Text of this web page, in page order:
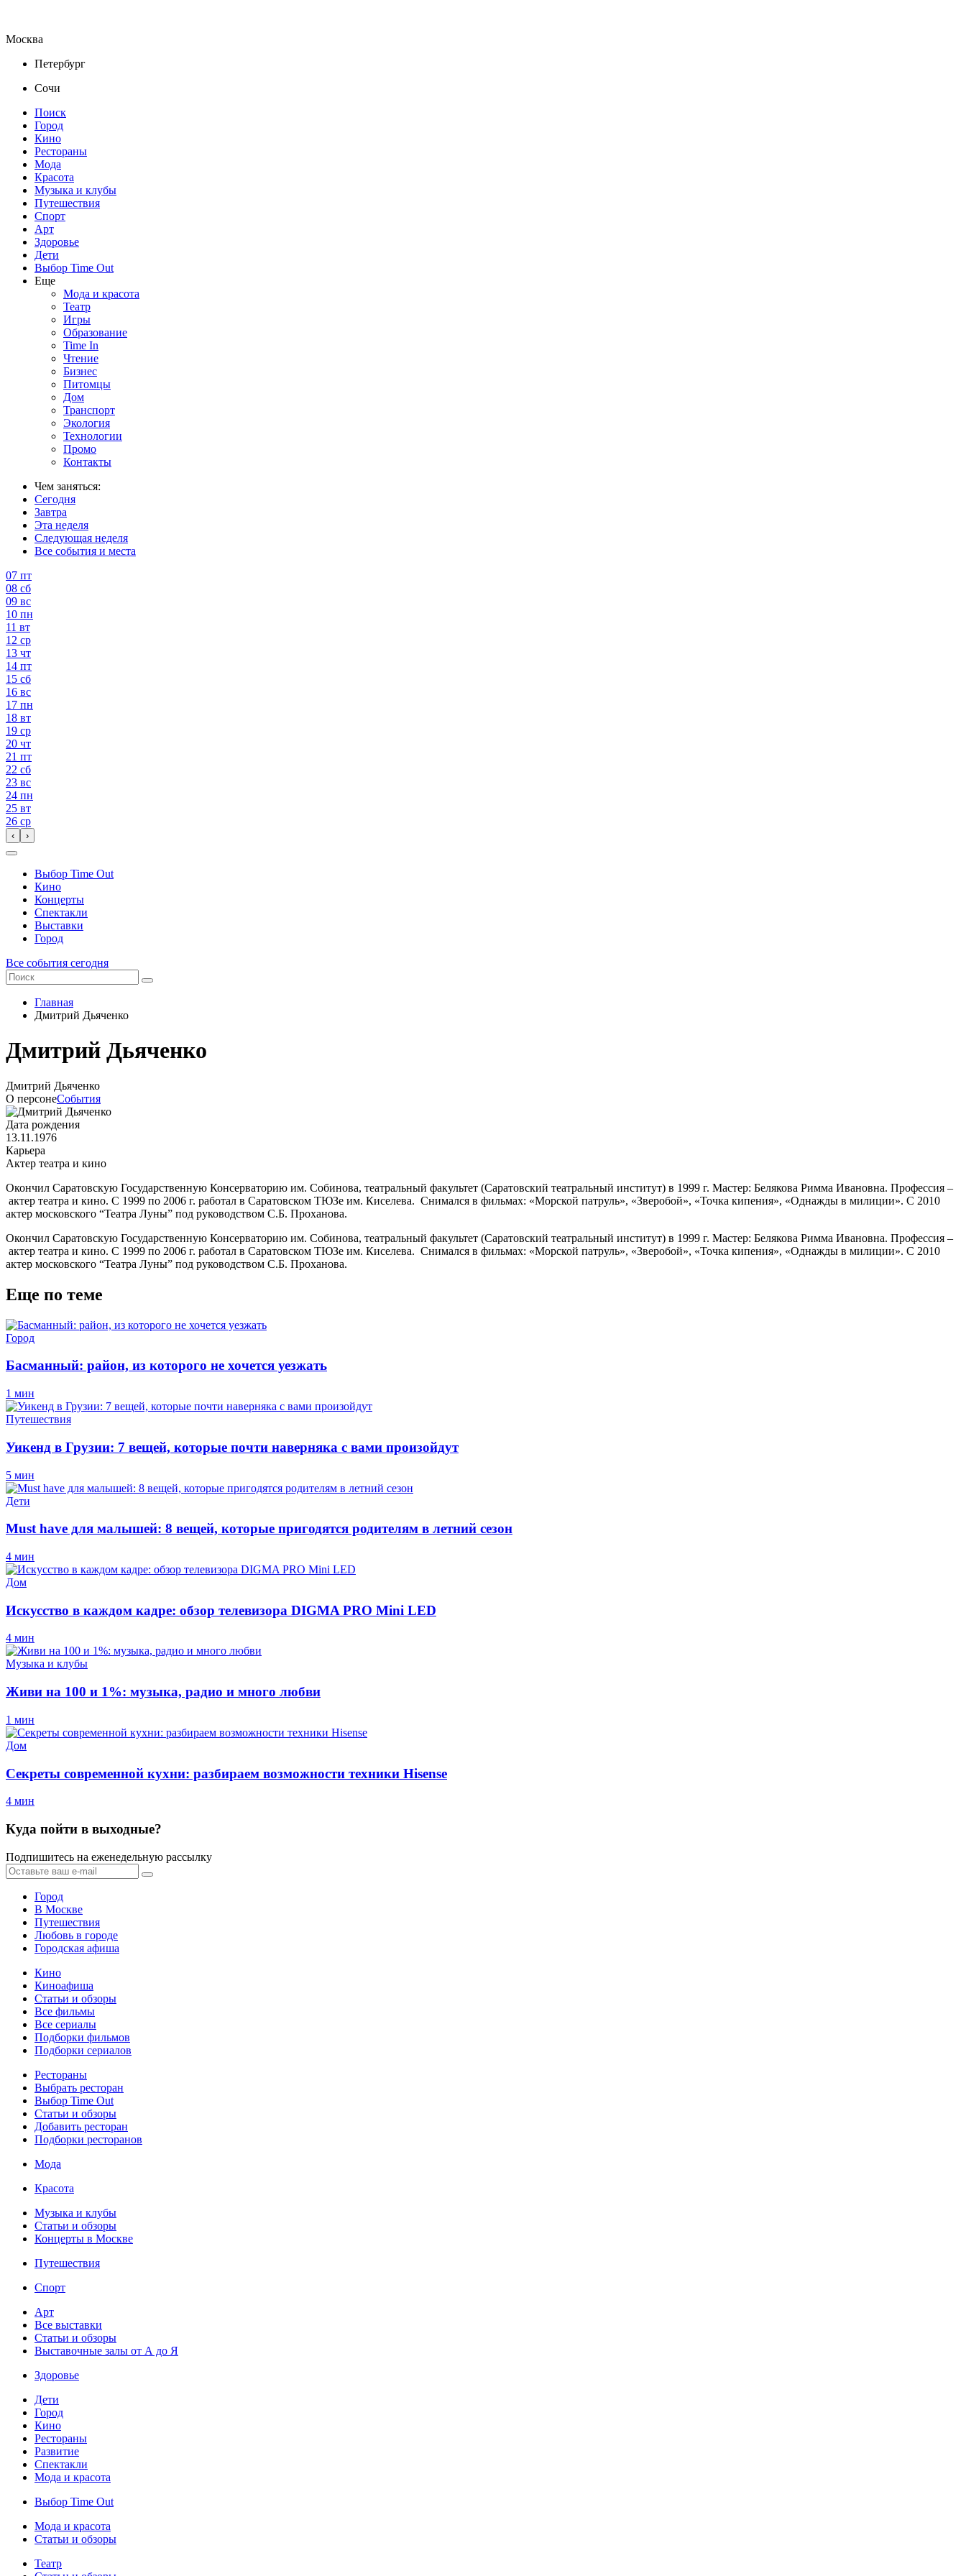
Москва
Петербург
Сочи
Поиск
Город
Кино
Рестораны
Мода
Красота
Музыка и клубы
Путешествия
Спорт
Арт
Здоровье
Дети
Выбор Time Out
Еще
Мода и красота
Театр
Игры
Образование
Time In
Чтение
Бизнес
Питомцы
Дом
Транспорт
Экология
Технологии
Промо
Контакты
Чем заняться:
Сегодня
Завтра
Эта неделя
Следующая неделя
Все события и места
07 пт
08 сб
09 вс
10 пн
11 вт
12 ср
13 чт
14 пт
15 сб
16 вс
17 пн
18 вт
19 ср
20 чт
21 пт
22 сб
23 вс
24 пн
25 вт
26 ср
‹ ›
Выбор Time Out
Кино
Концерты
Спектакли
Выставки
Город
Все события сегодня
Главная
Дмитрий Дьяченко
Дмитрий Дьяченко
Дмитрий Дьяченко
О персонеСобытия
Дата рождения
13.11.1976
Карьера
Актер театра и кино
Окончил Саратовскую Государственную Консерваторию им. Собинова, театральный факультет (Саратовский театральный институт) в 1999 г. Мастер: Белякова Римма Ивановна. Профессия –
актер театра и кино. С 1999 по 2006 г. работал в Саратовском ТЮЗе им. Киселева. Снимался в фильмах: «Морской патруль», «Зверобой», «Точка кипения», «Однажды в милиции». С 2010
актер московского “Театра Луны” под руководством С.Б. Проханова.
Окончил Саратовскую Государственную Консерваторию им. Собинова, театральный факультет (Саратовский театральный институт) в 1999 г. Мастер: Белякова Римма Ивановна. Профессия –
актер театра и кино. С 1999 по 2006 г. работал в Саратовском ТЮЗе им. Киселева. Снимался в фильмах: «Морской патруль», «Зверобой», «Точка кипения», «Однажды в милиции». С 2010
актер московского “Театра Луны” под руководством С.Б. Проханова.
Еще по теме
Город
Басманный: район, из которого не хочется уезжать
1 мин
Путешествия
Уикенд в Грузии: 7 вещей, которые почти наверняка с вами произойдут
5 мин
Дети
Must have для малышей: 8 вещей, которые пригодятся родителям в летний сезон
4 мин
Дом
Искусство в каждом кадре: обзор телевизора DIGMA PRO Mini LED
4 мин
Музыка и клубы
Живи на 100 и 1%: музыка, радио и много любви
1 мин
Дом
Секреты современной кухни: разбираем возможности техники Hisense
4 мин
Куда пойти в выходные?
Подпишитесь на еженедельную рассылку
Город
В Москве
Путешествия
Любовь в городе
Городская афиша
Кино
Киноафиша
Статьи и обзоры
Все фильмы
Все сериалы
Подборки фильмов
Подборки сериалов
Рестораны
Выбрать ресторан
Выбор Time Out
Статьи и обзоры
Добавить ресторан
Подборки ресторанов
Мода
Красота
Музыка и клубы
Статьи и обзоры
Концерты в Москве
Путешествия
Спорт
Арт
Все выставки
Статьи и обзоры
Выставочные залы от А до Я
Здоровье
Дети
Город
Кино
Рестораны
Развитие
Спектакли
Мода и красота
Выбор Time Out
Мода и красота
Статьи и обзоры
Театр